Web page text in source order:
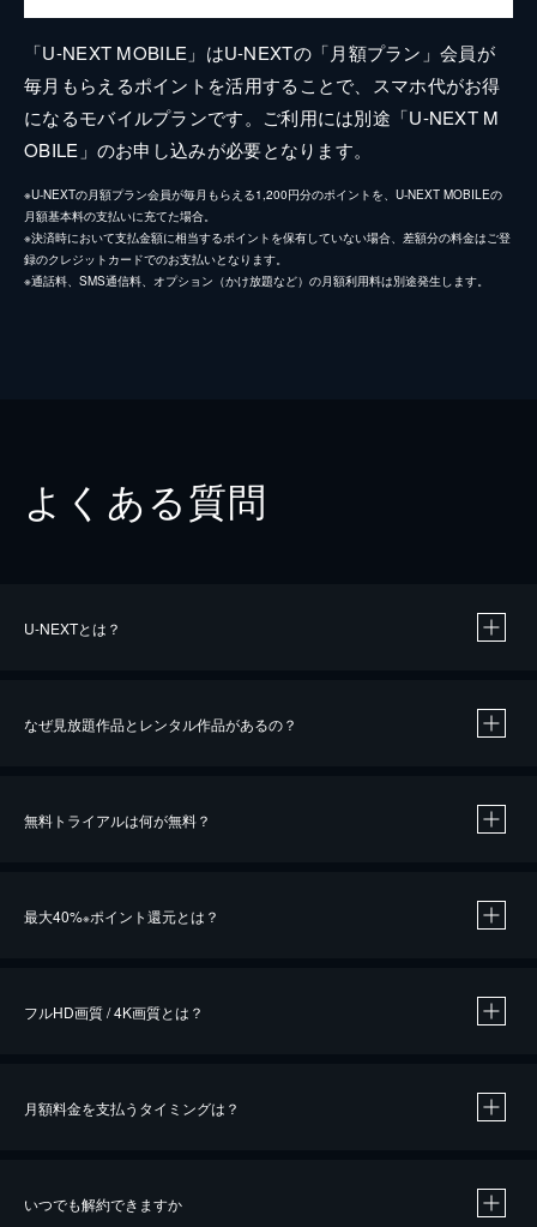
「U-NEXT MOBILE」はU-NEXTの「月額プラン」会員が
毎月もらえるポイントを活用することで、スマホ代がお得
になるモバイルプランです。ご利用には別途「U-NEXT M
OBILE」のお申し込みが必要となります。
※U-NEXTの月額プラン会員が毎月もらえる1,200円分のポイントを、U-NEXT MOBILEの
月額基本料の支払いに充てた場合。
※決済時において支払金額に相当するポイントを保有していない場合、差額分の料金はご登
録のクレジットカードでのお支払いとなります。
※通話料、SMS通信料、オプション（かけ放題など）の月額利用料は別途発生します。
よくある質問
U-NEXTとは？
なぜ見放題作品とレンタル作品があるの？
無料トライアルは何が無料？
最大40%※ポイント還元とは？
※40％ポイント還元の対象は、クレジットカード決済による作品の購入 / レンタルです。
フルHD画質 / 4K画質とは？
月額料金を支払うタイミングは？
いつでも解約できますか